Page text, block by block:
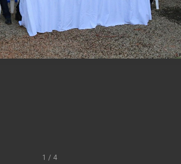
受「法新社」（AFP）專訪內容
部長林佳龍於《外交事務》撰文指出：自由
需要台灣，團結合作方能守護繁榮
部長林佳龍出席《台灣光華雜誌》50週年慶
證蛻變，分享世界的光華」開幕式，期許數
1 / 4